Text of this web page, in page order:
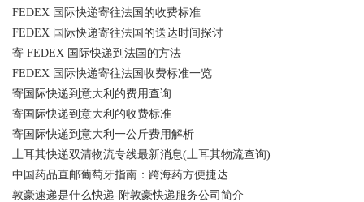
FEDEX 国际快递寄往法国的收费标准
FEDEX 国际快递寄往法国的送达时间探讨
寄 FEDEX 国际快递到法国的方法
FEDEX 国际快递寄往法国收费标准一览
寄国际快递到意大利的费用查询
寄国际快递到意大利的收费标准
寄国际快递到意大利一公斤费用解析
土耳其快递双清物流专线最新消息(土耳其物流查询)
中国药品直邮葡萄牙指南：跨海药方便捷达
敦豪速递是什么快递-附敦豪快递服务公司简介